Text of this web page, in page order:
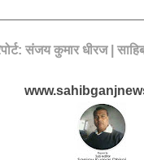
संजय कुमार धीरज |